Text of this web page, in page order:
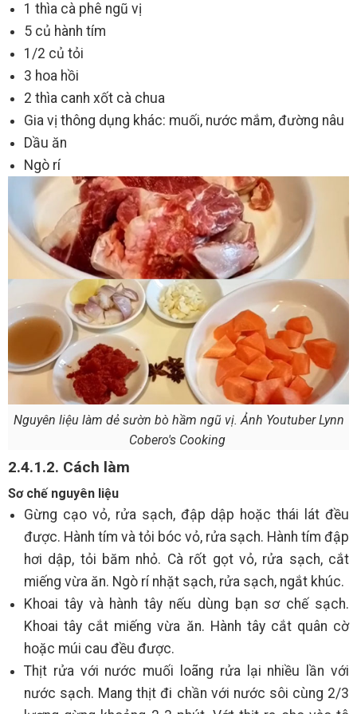
1 thìa cà phê ngũ vị
5 củ hành tím
1/2 củ tỏi
3 hoa hồi
2 thìa canh xốt cà chua
Gia vị thông dụng khác: muối, nước mắm, đường nâu
Dầu ăn
Ngò rí
Nguyên liệu làm dẻ sườn bò hầm ngũ vị. Ảnh Youtuber Lynn
Cobero's Cooking
2.4.1.2. Cách làm
Sơ chế nguyên liệu
Gừng cạo vỏ, rửa sạch, đập dập hoặc thái lát đều
được. Hành tím và tỏi bóc vỏ, rửa sạch. Hành tím đập
hơi dập, tỏi băm nhỏ. Cà rốt gọt vỏ, rửa sạch, cắt
miếng vừa ăn. Ngò rí nhặt sạch, rửa sạch, ngắt khúc.
Khoai tây và hành tây nếu dùng bạn sơ chế sạch.
Khoai tây cắt miếng vừa ăn. Hành tây cắt quân cờ
hoặc múi cau đều được.
Thịt rửa với nước muối loãng rửa lại nhiều lần với
nước sạch. Mang thịt đi chần với nước sôi cùng 2/3